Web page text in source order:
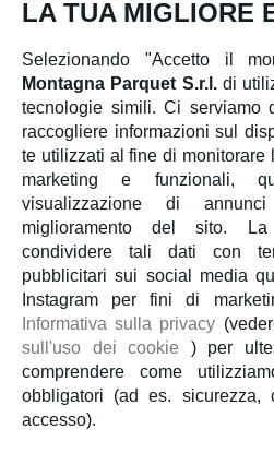
Servizio Clienti
Account
Servizi
Guida al parquet
Parliamo di noi
LA TUA MIGLIORE
Selezionando "Accetto il
Montagna Parquet S.r.l. di
tecnologie simili. Ci serviamo
raccogliere informazioni sul
te utilizzati al fine di monitorare
marketing e funzionali,
visualizzazione di
miglioramento del sito.
condividere tali dati con
pubblicitari sui social media
Instagram per fini di
Informativa sulla privacy
sull'uso dei cookie
) per
comprendere come
obbligatori (ad es. sicurezza,
accesso).